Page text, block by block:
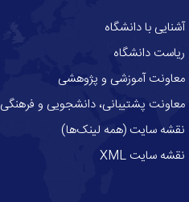
آشنایی با دانشگاه
ریاست دانشگاه
معاونت آموزشی و پژوهشی
معاونت پشتیبانی، دانشجویی و فرهنگی
نقشه سایت (همه لینک‌ها)
نقشه سایت XML